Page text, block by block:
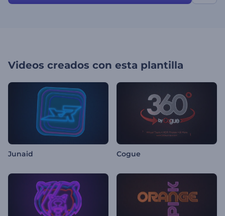
Videos creados con esta plantilla
Junaid Cogue